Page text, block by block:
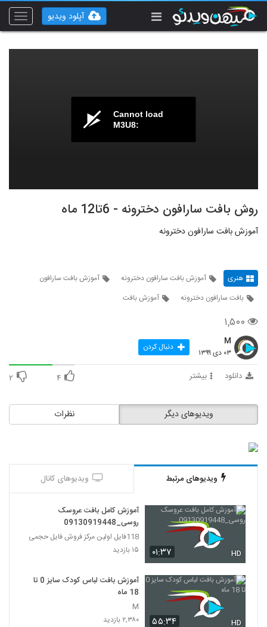
Toggle
آپلود ویدیو
Cannot load
M3U8:
روش بافت سارافون دخترونه - 6تا12 ماه
آموزش بافت سارافون دخترونه
هنری آموزش بافت سارافون دخترونه
آموزش بافت سارافون
بافت سارافون دخترونه
آموزش بافت
۱,۵۰۰
M
۰۳ دی ۱۳۹۹ دنبال کردن
دانلود بیشتر ۴ ۲
نظرات ویدیوهای دیگر
ویدیوهای مرتبط ویدیوهای کانال
۰۱:۳۷ HD
آموزش کامل بافت عروسک
روسی_09130919448
118فایل اولین مرکز فروش فایل حجمی
۱۵ بازدید
۵۵:۳۴ HD
آموزش بافت لباس کودک سایز 0 تا
18 ماه
M
۲,۳۸۰ بازدید